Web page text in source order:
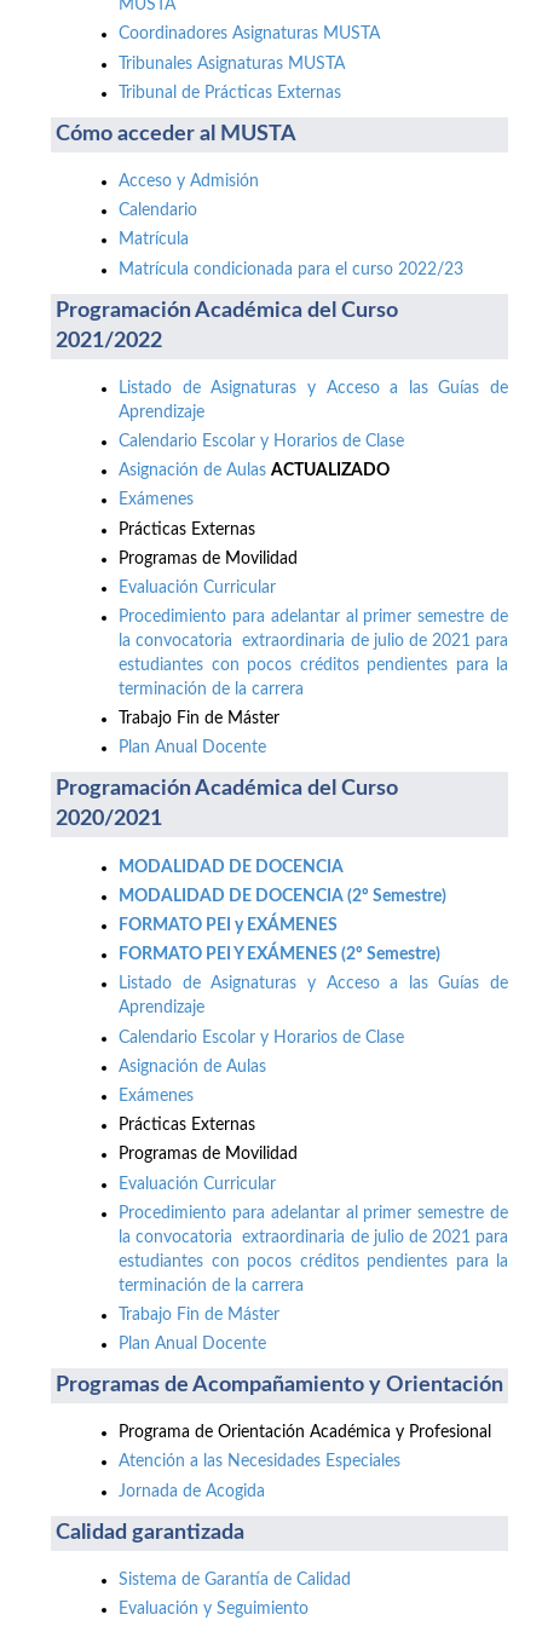
MUSTA
Coordinadores Asignaturas MUSTA
Tribunales Asignaturas MUSTA
Tribunal de Prácticas Externas
Cómo acceder al MUSTA
Acceso y Admisión
Calendario
Matrícula
Matrícula condicionada para el curso 2022/23
Programación Académica del Curso
2021/2022
Listado de Asignaturas y Acceso a las Guías de
Aprendizaje
Calendario Escolar y Horarios de Clase
Asignación de Aulas ACTUALIZADO
Exámenes
Prácticas Externas
Programas de Movilidad
Evaluación Curricular
Procedimiento para adelantar al primer semestre de
la convocatoria extraordinaria de julio de 2021 para
estudiantes con pocos créditos pendientes para la
terminación de la carrera
Trabajo Fin de Máster
Plan Anual Docente
Programación Académica del Curso
2020/2021
MODALIDAD DE DOCENCIA
MODALIDAD DE DOCENCIA (2º Semestre)
FORMATO PEI y EXÁMENES
FORMATO PEI Y EXÁMENES (2º Semestre)
Listado de Asignaturas y Acceso a las Guías de
Aprendizaje
Calendario Escolar y Horarios de Clase
Asignación de Aulas
Exámenes
Prácticas Externas
Programas de Movilidad
Evaluación Curricular
Procedimiento para adelantar al primer semestre de
la convocatoria extraordinaria de julio de 2021 para
estudiantes con pocos créditos pendientes para la
terminación de la carrera
Trabajo Fin de Máster
Plan Anual Docente
Programas de Acompañamiento y Orientación
Programa de Orientación Académica y Profesional
Atención a las Necesidades Especiales
Jornada de Acogida
Calidad garantizada
Sistema de Garantía de Calidad
Evaluación y Seguimiento